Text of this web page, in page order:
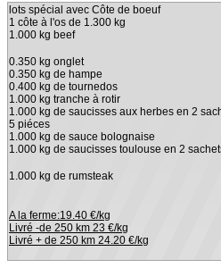
lots spécial avec Côte de boeuf
1 côte à l'os de 1.300 kg
1.000 kg beef
0.350 kg onglet
0.350 kg de hampe
0.400 kg de tournedos
1.000 kg tranche à rotir
1.000 kg de saucisses aux herbes en 2
5 piéces
1.000 kg de sauce bolognaise
1.000 kg de saucisses toulouse en 2
1.000 kg de rumsteak
A la ferme:19.40 €/kg
Livré -de 250 km 23 €/kg
Livré + de 250 km 24.20 €/kg